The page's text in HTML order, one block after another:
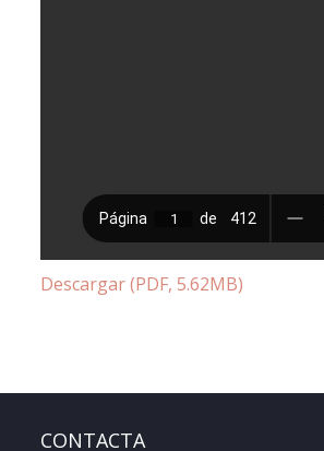
Descargar (PDF, 5.62MB)
CONTACTA